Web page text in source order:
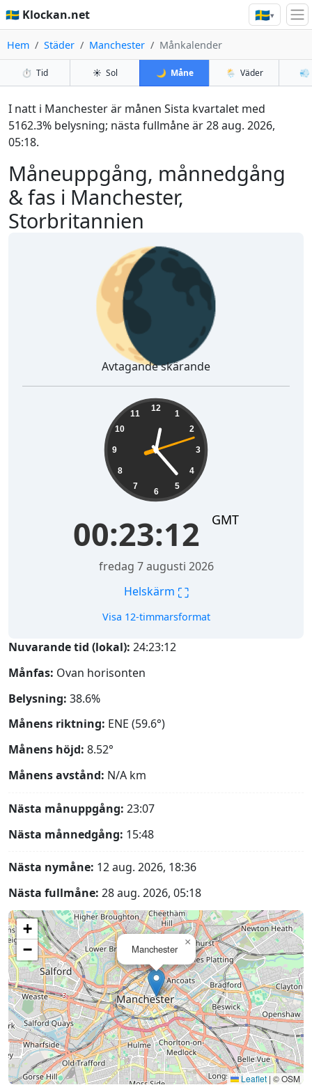
🇸🇪 Klockan.net 🇸🇪▾
Hem Städer Manchester Månkalender
⏱️ Tid ☀️ Sol 🌙 Måne 🌦️ Väder 💨
Måneuppgång, månnedgång
& fas i Manchester,
Storbritannien
I natt i Manchester är månen Sista kvartalet med
5162.3% belysning; nästa fullmåne är 28 aug. 2026,
05:18.
🌘
Avtagande skärande
12
1
2
3
4
5
6
7
8
9
10
11
00:23:13 GMT
fredag 7 augusti 2026
Helskärm ⛶
Visa 12-timmarsformat
Nuvarande tid (lokal): 24:23:13
Månfas: Ovan horisonten
Belysning: 38.6%
Månens riktning: ENE (59.6°)
Månens höjd: 8.52°
Månens avstånd: N/A km
Nästa månuppgång: 23:07
Nästa månnedgång: 15:48
Nästa nymåne: 12 aug. 2026, 18:36
Nästa fullmåne: 28 aug. 2026, 05:18
Manchester
×
+
−
Leaflet | © OSM